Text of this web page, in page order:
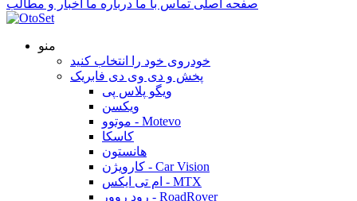
صفحه اصلی تماس با ما درباره ما اخبار و مطالب
منو
خودروی خود را انتخاب کنید
پخش و دی وی دی فابریک
ویگو پلاس پی
ویکسن
موتوو - Motevo
کاسکا
هانستون
کارویژن - Car Vision
ام تی ایکس - MTX
رود روور - RoadRover